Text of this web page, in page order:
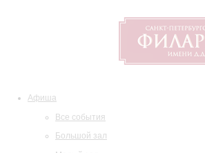
Афиша
Все события
Большой зал